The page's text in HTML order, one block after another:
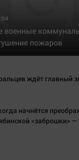
военные
пожаров
ждёт главный
начнётся
«заброшки» —